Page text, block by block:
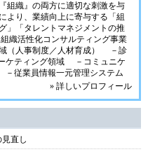
組織』の両方に適切な刺激を与
より、業績向上に寄与する「組
」「タレントマネジメントの推
織活性化コンサルティング事業
（人事制度／人材育成） －診
ティング領域 －コミュニケ
従業員情報一元管理システム
» 詳しいプロフィール
直し